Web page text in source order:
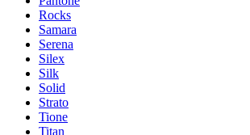
Rocks
Samara
Serena
Silex
Silk
Solid
Strato
Tione
Titan